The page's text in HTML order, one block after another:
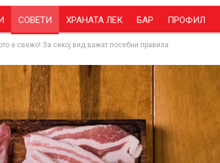
СОВЕТИ ХРАНАТА ЛЕК БАР ПРОФИЛ
е свежо! За секој вид важат посебни правила